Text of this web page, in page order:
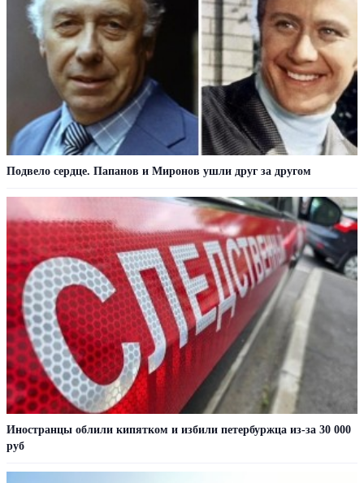
Подвело сердце. Папанов и Миронов ушли друг за другом
Иностранцы облили кипятком и избили петербуржца из-за 30 000
руб